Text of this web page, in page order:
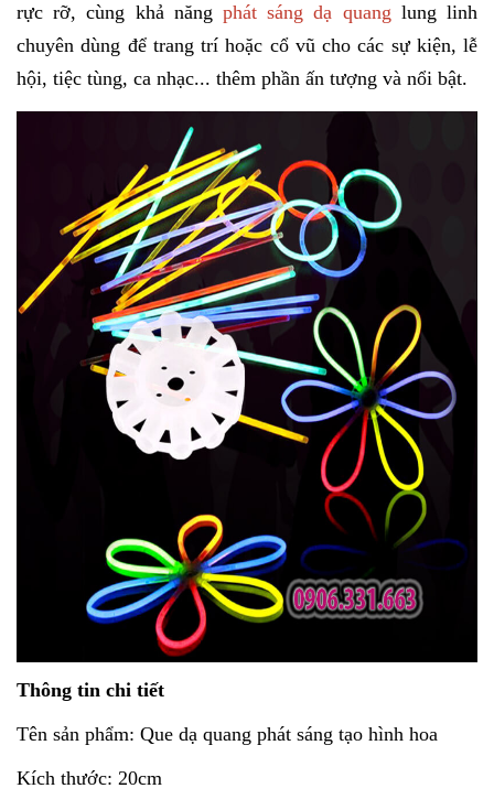
rực rỡ, cùng khả năng phát sáng dạ quang lung linh
chuyên dùng để trang trí hoặc cổ vũ cho các sự kiện, lễ
hội, tiệc tùng, ca nhạc... thêm phần ấn tượng và nổi bật.
Thông tin chi tiết
Tên sản phẩm: Que dạ quang phát sáng tạo hình hoa
Kích thước: 20cm